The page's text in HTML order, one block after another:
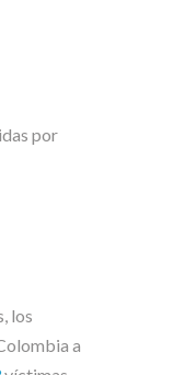
por
los
a